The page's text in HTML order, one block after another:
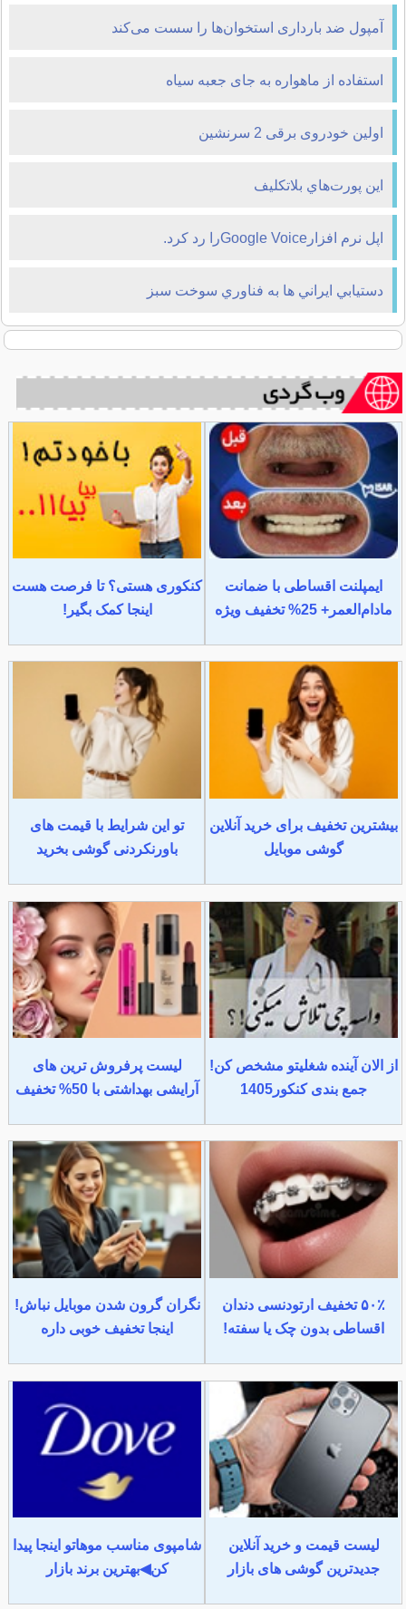
آمپول ضد بارداری استخوان‌ها را سست می‌كند
استفاده از ماهواره به جای جعبه سیاه
اولین خودروی برقی 2 سرنشین
اين پورت‌هاي بلاتکليف
اپل نرم افزارGoogle Voiceرا رد کرد.
دستيابي ايراني ها به فناوري سوخت سبز
ایمپلنت اقساطی با ضمانت
مادام‌العمر+ 25% تخفیف ویژه
کنکوری هستی؟ تا فرصت هست
اینجا کمک بگیر!
بیشترین تخفیف برای خرید آنلاین
گوشی موبایل
تو این شرایط با قیمت های
باورنکردنی گوشی بخرید
از الان آینده شغلیتو مشخص کن!
جمع بندی کنکور1405
لیست پرفروش ترین های
آرایشی بهداشتی با 50% تخفیف
۵۰٪ تخفیف ارتودنسی دندان
اقساطی بدون چک یا سفته!
نگران گرون شدن موبایل نباش!
اینجا تخفیف خوبی داره
لیست قیمت و خرید آنلاین
جدیدترین گوشی های بازار
شامپوی مناسب موهاتو اینجا پیدا
کن◀بهترین برند بازار